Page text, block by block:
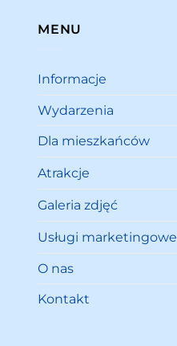
MENU
Informacje
Wydarzenia
Dla mieszkańców
Atrakcje
Galeria zdjęć
Usługi marketingowe
O nas
Kontakt